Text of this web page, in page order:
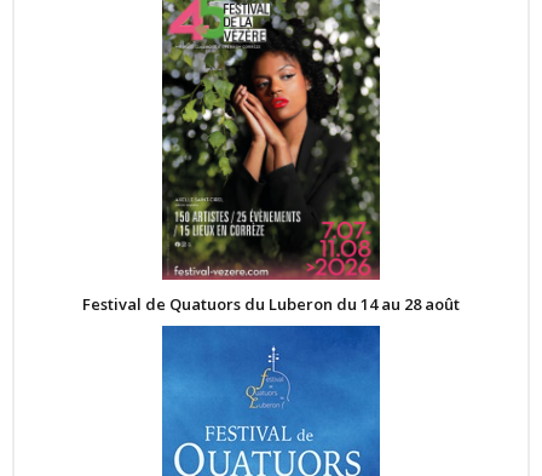
Festival de Quatuors du Luberon du 14 au 28 août